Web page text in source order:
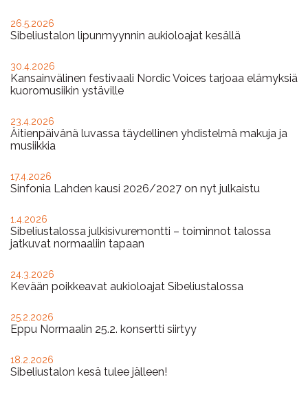
26.5.2026
Sibeliustalon lipunmyynnin aukioloajat kesällä
30.4.2026
Kansainvälinen festivaali Nordic Voices tarjoaa elämyksiä
kuoromusiikin ystäville
23.4.2026
Äitienpäivänä luvassa täydellinen yhdistelmä makuja ja
musiikkia
17.4.2026
Sinfonia Lahden kausi 2026/2027 on nyt julkaistu
1.4.2026
Sibeliustalossa julkisivuremontti – toiminnot talossa
jatkuvat normaaliin tapaan
24.3.2026
Kevään poikkeavat aukioloajat Sibeliustalossa
25.2.2026
Eppu Normaalin 25.2. konsertti siirtyy
18.2.2026
Sibeliustalon kesä tulee jälleen!